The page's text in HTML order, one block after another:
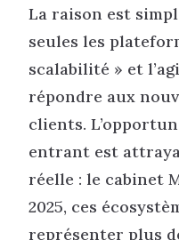
La raison est
seules les
scalabilité » et
répondre aux
clients.
entrant est
réelle : le cabinet
2025, ces
représenter plus